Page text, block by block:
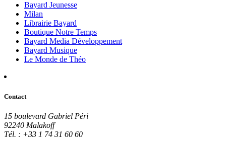
Bayard Jeunesse
Milan
Librairie Bayard
Boutique Notre Temps
Bayard Media Développement
Bayard Musique
Le Monde de Théo
Contact
15 boulevard Gabriel Péri
92240 Malakoff
Tél. : +33 1 74 31 60 60